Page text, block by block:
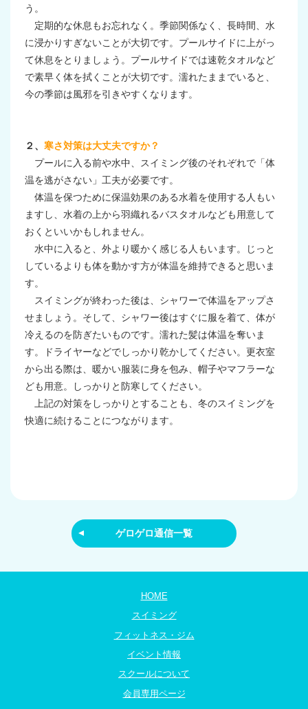
う。
定期的な休息もお忘れなく。季節関係なく、長時間、水
に浸かりすぎないことが大切です。プールサイドに上がっ
て休息をとりましょう。プールサイドでは速乾タオルなど
で素早く体を拭くことが大切です。濡れたままでいると、
今の季節は風邪を引きやすくなります。
２、 寒さ対策は大丈夫ですか？
プールに入る前や水中、スイミング後のそれぞれで「体
温を逃がさない」工夫が必要です。
体温を保つために保温効果のある水着を使用する人もい
ますし、水着の上から羽織れるバスタオルなども用意して
おくといいかもしれません。
水中に入ると、外より暖かく感じる人もいます。じっと
しているよりも体を動かす方が体温を維持できると思いま
す。
スイミングが終わった後は、シャワーで体温をアップさ
せましょう。そして、シャワー後はすぐに服を着て、体が
冷えるのを防ぎたいものです。濡れた髪は体温を奪いま
す。ドライヤーなどでしっかり乾かしてください。更衣室
から出る際は、暖かい服装に身を包み、帽子やマフラーな
ども用意。しっかりと防寒してください。
上記の対策をしっかりとすることも、冬のスイミングを
快適に続けることにつながります。
ゲロゲロ通信一覧
HOME
スイミング
フィットネス・ジム
イベント情報
スクールについて
会員専用ページ